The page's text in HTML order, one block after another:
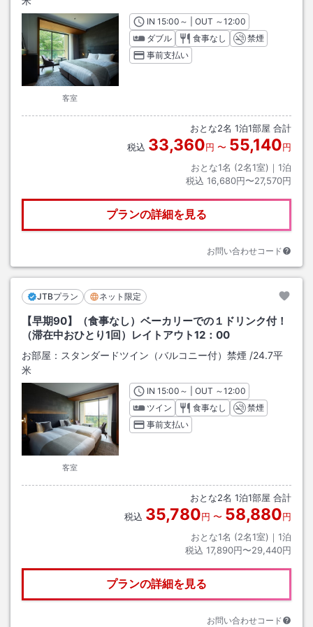
客室
INチェックイン
15:00 ～ | OUT チェックアウト
～12:00
ダブル
食事なし
禁煙
事前支払い
おとな2名 1泊1部屋 合計
税込 33,360円 〜 55,140円
おとな1名 (2名1室)｜ 1泊
税込 16,680円〜27,570円
プランの詳細を見る
お問い合わせコード
JTBプラン ネット限定
【早期90】（食事なし）ベーカリーでの１ドリンク付！
（滞在中おひとり1回）レイトアウト12：00
お部屋： スタンダードツイン（バルコニー付）禁煙 /24.7平
米
客室
INチェックイン
15:00 ～ | OUT チェックアウト
～12:00
ツイン
食事なし
禁煙
事前支払い
おとな2名 1泊1部屋 合計
税込 35,780円 〜 58,880円
おとな1名 (2名1室)｜ 1泊
税込 17,890円〜29,440円
プランの詳細を見る
お問い合わせコード